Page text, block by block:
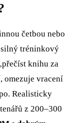
četbou nebo
silný tréninkový
knihu za
omezuje vracení
Realisticky
z 200–300